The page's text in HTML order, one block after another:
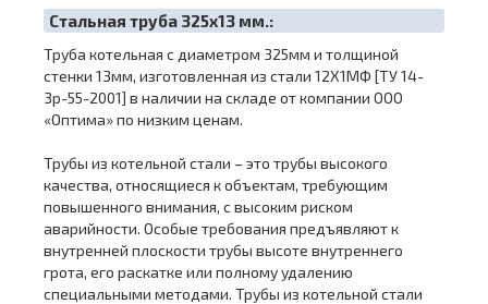
Cтальная труба 325х13 мм.:
Труба котельная с диаметром 325мм и толщиной
стенки 13мм, изготовленная из стали 12Х1МФ [ТУ 14-
3р-55-2001] в наличии на складе от компании ООО
«Оптима» по низким ценам.
Трубы из котельной стали – это трубы высокого
качества, относящиеся к объектам, требующим
повышенного внимания, с высоким риском
аварийности. Особые требования предъявляют к
внутренней плоскости трубы высоте внутреннего
грота, его раскатке или полному удалению
специальными методами. Трубы из котельной стали